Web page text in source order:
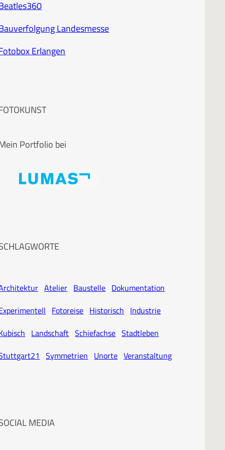
Landesmesse
Erlangen
Portfolio bei
Atelier Baustelle Dokumentation
Fotoreise Historisch Industrie
Landschaft Schiefachse Stadtleben
Symmetrien Unorte Veranstaltung
MEDIA